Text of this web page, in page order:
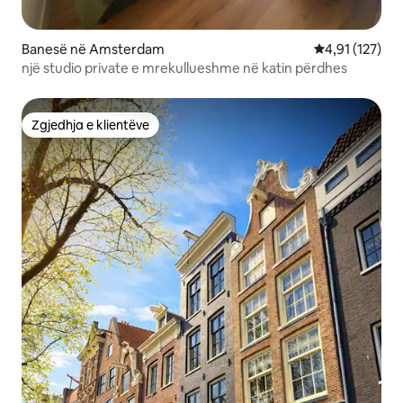
Banesë në Amsterdam Vlerësimi
4,91 (127)
një studio private e mrekullueshme në katin përdhes
Zgjedhja e klientëve
Zgjedhja e klientëve